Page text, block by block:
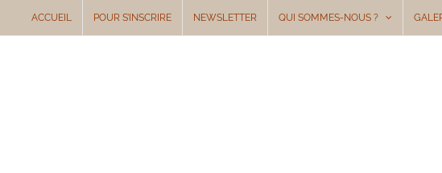
ACCUEIL POUR S’INSCRIRE NEWSLETTER QUI SOMMES-NOUS ?